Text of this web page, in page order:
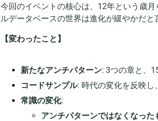
今回のイベントの核心は、12年という歳
ルデータベースの世界は進化が緩やかだと
【変わったこと】
新たなアンチパターン: 3つの章と、
コードサンプル: 時代の変化を反映し
常識の変化:
アンチパターンではなくなった